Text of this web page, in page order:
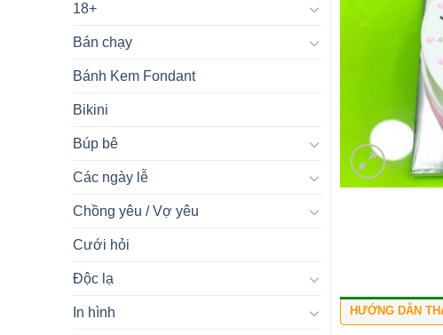
18+
Bán chạy
Bánh Kem Fondant
Bikini
Búp bê
Các ngày lễ
Chồng yêu / Vợ yêu
Cưới hỏi
Độc lạ
In hình HƯỚNG DẪN